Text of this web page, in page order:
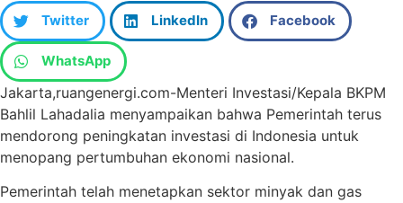
Twitter LinkedIn Facebook
WhatsApp
Jakarta,ruangenergi.com-Menteri Investasi/Kepala BKPM
Bahlil Lahadalia menyampaikan bahwa Pemerintah terus
mendorong peningkatan investasi di Indonesia untuk
menopang pertumbuhan ekonomi nasional.
Pemerintah telah menetapkan sektor minyak dan gas